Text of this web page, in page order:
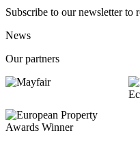
Subscribe to our newsletter to
News
Our partners